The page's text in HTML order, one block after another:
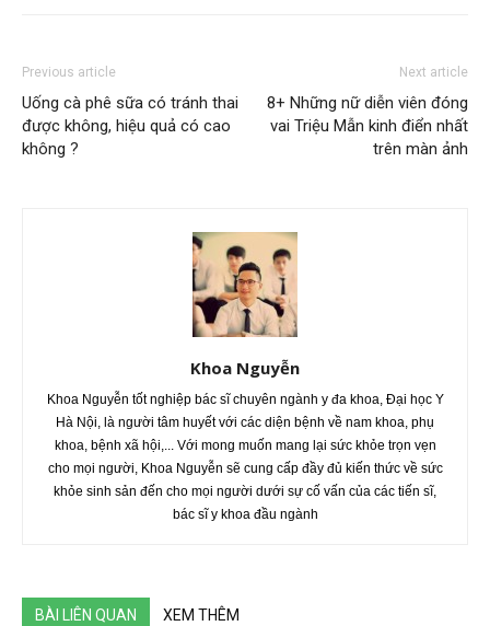
Previous article
Uống cà phê sữa có tránh thai
được không, hiệu quả có cao
không ?
Next article
8+ Những nữ diễn viên đóng
vai Triệu Mẫn kinh điển nhất
trên màn ảnh
Khoa Nguyễn
Khoa Nguyễn tốt nghiệp bác sĩ chuyên ngành y đa khoa, Đại học Y
Hà Nội, là người tâm huyết với các diện bệnh về nam khoa, phụ
khoa, bệnh xã hội,... Với mong muốn mang lại sức khỏe trọn vẹn
cho mọi người, Khoa Nguyễn sẽ cung cấp đầy đủ kiến thức về sức
khỏe sinh sản đến cho mọi người dưới sự cố vấn của các tiến sĩ,
bác sĩ y khoa đầu ngành
BÀI LIÊN QUAN XEM THÊM